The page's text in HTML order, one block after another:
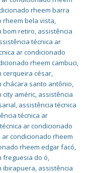
rheem barra
rheem bela vista,
bom retiro, assistência
técnica ar
ar condicionado
rheem cambuci,
cerqueira césar,
chácara santo antônio,
city améric, assistência
, assistência técnica
técnica ar
ar condicionado
condicionado rheem
rheem edgar facó,
freguesia do ó,
ibirapuera, assistência